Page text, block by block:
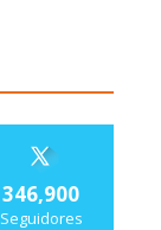
346,900
Seguidores